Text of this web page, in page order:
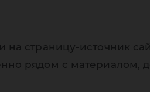
страницу-источник
рядом с материалом,